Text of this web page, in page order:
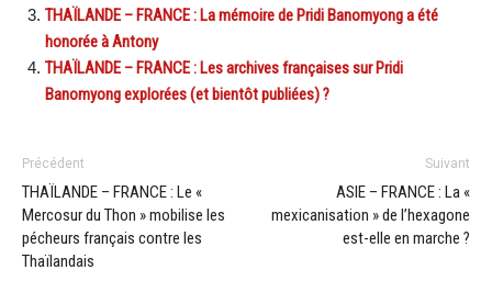
THAÏLANDE – FRANCE : La mémoire de Pridi Banomyong a été
honorée à Antony
THAÏLANDE – FRANCE : Les archives françaises sur Pridi
Banomyong explorées (et bientôt publiées) ?
Précédent
THAÏLANDE – FRANCE : Le «
Mercosur du Thon » mobilise les
pécheurs français contre les
Thaïlandais
Suivant
ASIE – FRANCE : La «
mexicanisation » de l’hexagone
est-elle en marche ?